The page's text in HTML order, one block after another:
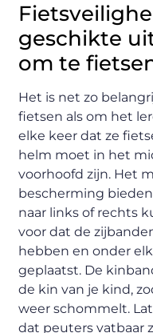
geschikte
om te
Het is net zo
fietsen als om het
elke keer dat ze
helm moet in het
voorhoofd zijn. Het
bescherming
naar links of rechts
voor dat de
hebben en onder
geplaatst. De
de kin van je kind,
weer schommelt.
dat peuters vatbaar